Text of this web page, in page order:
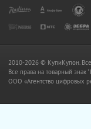
2010-2026 © КупиКупон.
Все права на товарный
OOO «Агентство